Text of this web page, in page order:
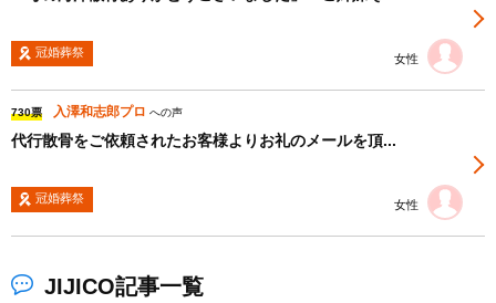
冠婚葬祭 女性
730票 入澤和志郎プロ への声
代行散骨をご依頼されたお客様よりお礼のメールを頂...
冠婚葬祭 女性
JIJICO記事一覧